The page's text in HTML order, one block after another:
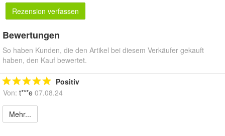
Rezension verfassen
Bewertungen
So haben Kunden, die den Artikel bei diesem Verkäufer gekauft
haben, den Kauf bewertet.
Positiv
Von: t***e 07.08.24
Mehr...